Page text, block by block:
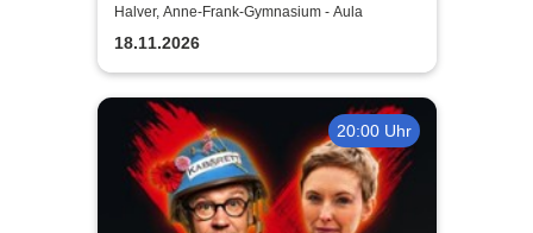
Halver, Anne-Frank-Gymnasium - Aula
18.11.2026
20:00 Uhr